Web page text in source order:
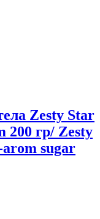
Zesty Star
200 гр/ Zesty
sugar